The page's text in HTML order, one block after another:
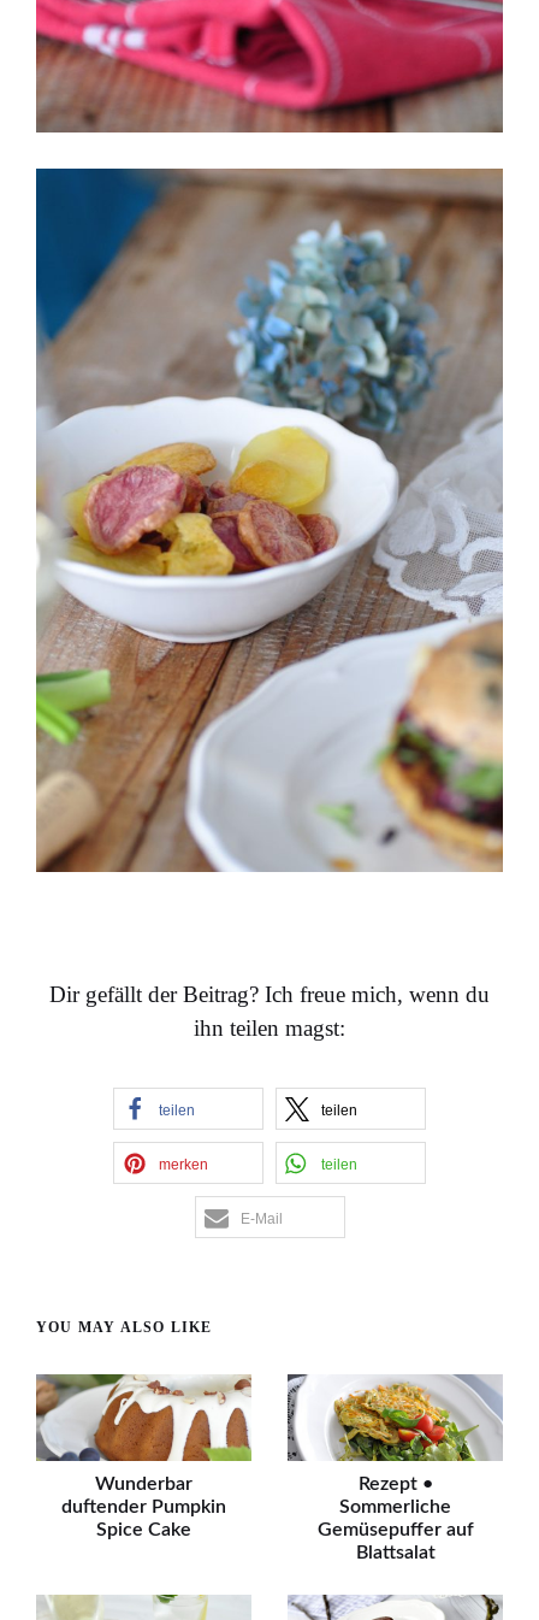
Dir gefällt der Beitrag? Ich freue mich, wenn du
ihn teilen magst:
teilen teilen
merken teilen
E-Mail
YOU MAY ALSO LIKE
Wunderbar
duftender Pumpkin
Spice Cake
Rezept •
Sommerliche
Gemüsepuffer auf
Blattsalat